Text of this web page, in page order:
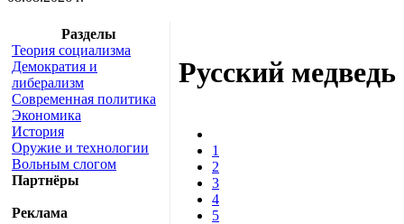
Разделы
Теория социализма
Демократия и
либерализм
Современная политика
Экономика
История
Оружие и технологии
Вольным слогом
Партнёры
Реклама
Русский медведь
1
2
3
4
5